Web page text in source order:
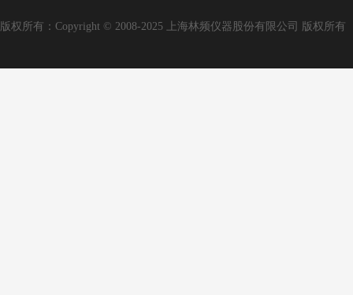
版权所有：Copyright © 2008-2025 上海林频仪器股份有限公司 版权所有